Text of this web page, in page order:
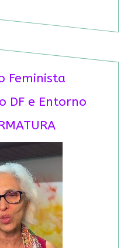
Feminista
DF e Entorno